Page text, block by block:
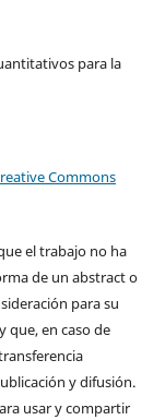
para la
Commons
el trabajo no ha
de un abstract o
para su
que, en caso de
y difusión.
usar y compartir